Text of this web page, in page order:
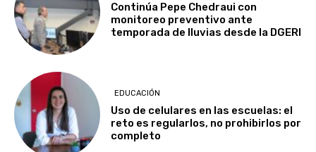
Continúa Pepe Chedraui con
monitoreo preventivo ante
temporada de lluvias desde la DGERI
EDUCACIÓN
Uso de celulares en las escuelas: el
reto es regularlos, no prohibirlos por
completo